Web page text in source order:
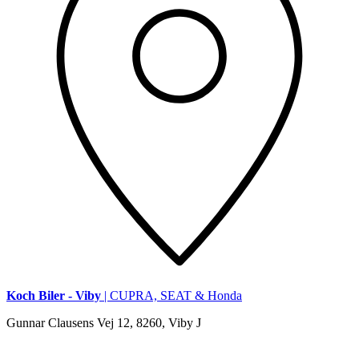
Koch Biler - Viby | CUPRA, SEAT & Honda
Gunnar Clausens Vej 12, 8260, Viby J